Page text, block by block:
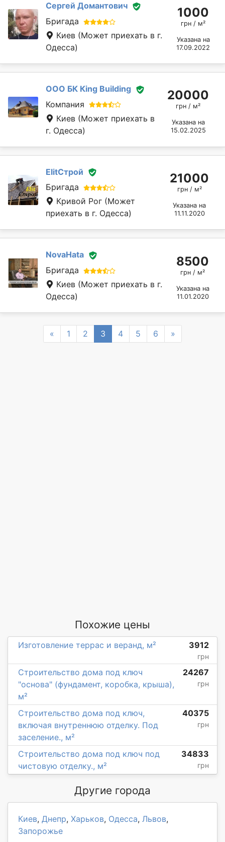
Сергей Домантович
Бригада
Киев (Может приехать в г.
Одесса)
1000
грн / м²
Указана на
17.09.2022
ООО БК Кing Building
Компания
Киев (Может приехать в
г. Одесса)
20000
грн / м²
Указана на
15.02.2025
ElitСтрой
Бригада
Кривой Рог (Может
приехать в г. Одесса)
21000
грн / м²
Указана на
11.11.2020
NovaHata
Бригада
Киев (Может приехать в г.
Одесса)
8500
грн / м²
Указана на
11.01.2020
« Previous
1 2 3 4 5 6 »
Похожие цены
Изготовление террас и веранд, м² 3912
грн
Строительство дома под ключ
"основа" (фундамент, коробка, крыша),
м²
24267
грн
Строительство дома под ключ,
включая внутреннюю отделку. Под
заселение., м²
40375
грн
Строительство дома под ключ под
чистовую отделку., м²
34833
грн
Другие города
Киев, Днепр, Харьков, Одесса, Львов,
Запорожье